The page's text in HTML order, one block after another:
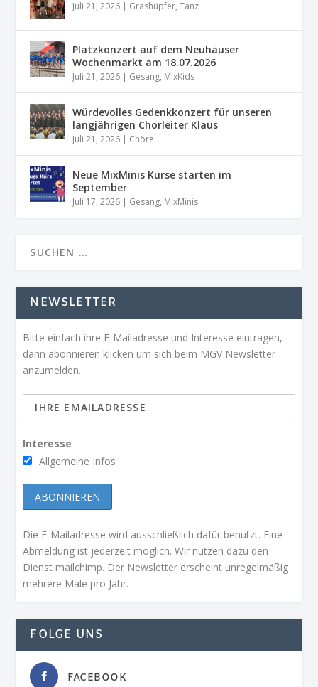
Juli 21, 2026 | Grashüpfer,Tanz
Platzkonzert auf dem Neuhäuser
Wochenmarkt am 18.07.2026
Juli 21, 2026 | Gesang, MixKids
Würdevolles Gedenkkonzert für unseren
langjährigen Chorleiter Klaus
Juli 21, 2026 | Chöre
Neue MixMinis Kurse starten im
September
Juli 17, 2026 | Gesang, MixMinis
NEWSLETTER
Bitte einfach ihre E-Mailadresse und Interesse eintragen,
dann abonnieren klicken um sich beim MGV Newsletter
anzumelden.
Interesse
Allgemeine Infos
Die E-Mailadresse wird ausschließlich dafür benutzt. Eine
Abmeldung ist jederzeit möglich. Wir nutzen dazu den
Dienst mailchimp. Der Newsletter erscheint unregelmäßig
mehrere Male pro Jahr.
FOLGE UNS
FACEBOOK